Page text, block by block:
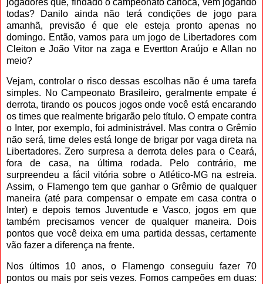
todas? Danilo ainda não terá condições de jogo para
amanhã, previsão é que ele esteja pronto apenas no
domingo. Então, vamos para um jogo de Libertadores com
Cleiton e João Vitor na zaga e Evertton Araújo e Allan no
meio?
Vejam, controlar o risco dessas escolhas não é uma tarefa
simples. No Campeonato Brasileiro, geralmente empate é
derrota, tirando os poucos jogos onde você está encarando
os times que realmente brigarão pelo título. O empate contra
o Inter, por exemplo, foi administrável. Mas contra o Grêmio
não será, time deles está longe de brigar por vaga direta na
Libertadores. Zero surpresa a derrota deles para o Ceará,
fora de casa, na última rodada. Pelo contrário, me
surpreendeu a fácil vitória sobre o Atlético-MG na estreia.
Assim, o Flamengo tem que ganhar o Grêmio de qualquer
maneira (até para compensar o empate em casa contra o
Inter) e depois temos Juventude e Vasco, jogos em que
também precisamos vencer de qualquer maneira. Dois
pontos que você deixa em uma partida dessas, certamente
vão fazer a diferença na frente.
Nos últimos 10 anos, o Flamengo conseguiu fazer 70
pontos ou mais por seis vezes. Fomos campeões em duas: